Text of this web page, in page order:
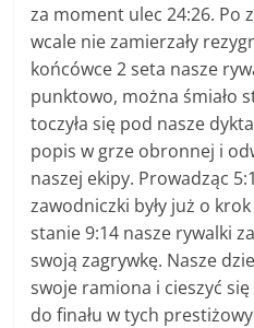
za moment ulec 24:26. Po
wcale nie zamierzały
końcówce 2 seta nasze
punktowo, można śmiało
toczyła się pod nasze
popis w grze obronnej i
naszej ekipy. Prowadząc
zawodniczki były już o
stanie 9:14 nasze rywalki
swoją zagrywkę. Nasze
swoje ramiona i cieszyć
do finału w tych